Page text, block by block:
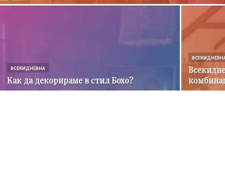
ВСЕКИДНЕВНА
Как да декорираме в стил Бохо?